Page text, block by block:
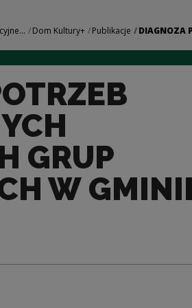
Dom Kultury+ Publikacje DIAGNOZA
GRUP
W